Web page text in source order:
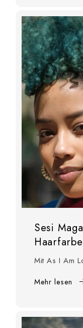
Sesi
Haarfarbe
Mit As I Am
Mehr lesen